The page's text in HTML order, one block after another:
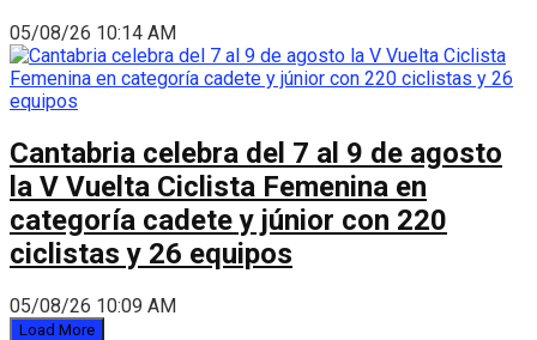
05/08/26 10:14 AM
Cantabria celebra del 7 al 9 de agosto
la V Vuelta Ciclista Femenina en
categoría cadete y júnior con 220
ciclistas y 26 equipos
05/08/26 10:09 AM
Load More